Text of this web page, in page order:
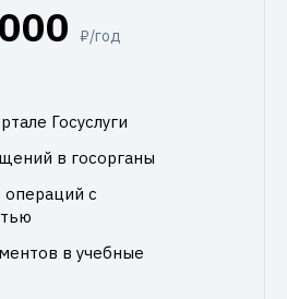
₽/год
Госуслуги
в госорганы
с
в учебные